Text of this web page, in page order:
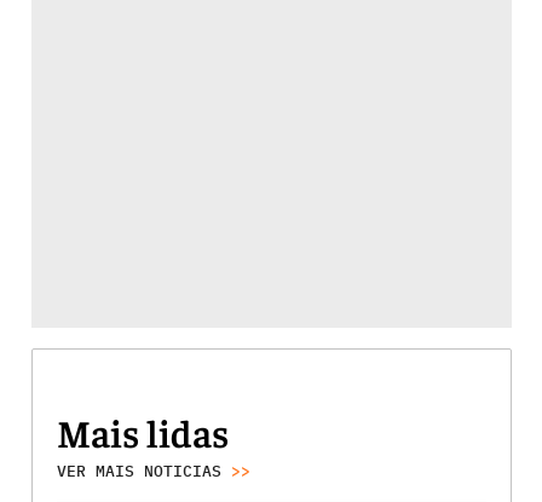
Mais lidas
VER MAIS NOTICIAS >>